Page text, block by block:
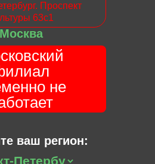
Проспект
63с1
Москва
не
ваш регион: